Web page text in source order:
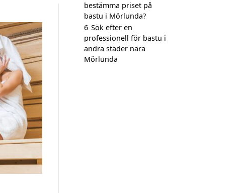
bestämma priset på
bastu i Mörlunda?
6 Sök efter en
professionell för bastu i
andra städer nära
Mörlunda